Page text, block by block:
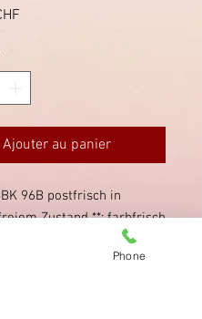
Ajouter au panier
96B postfrisch in
Zustand **; farbfrisch
schön gezähnt. Starke
im ganzen Oval mit
Phone